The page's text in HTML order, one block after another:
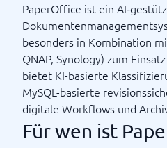
PaperOffice ist ein
besonders in Kombination
QNAP, Synology) zum
bietet KI-basierte
MySQL-basierte
digitale Workflows und
Für wen ist